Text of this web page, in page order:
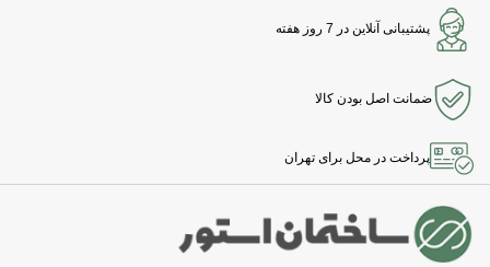
پشتیبانی آنلاین در 7 روز هفته
ضمانت اصل بودن کالا
پرداخت در محل برای تهران